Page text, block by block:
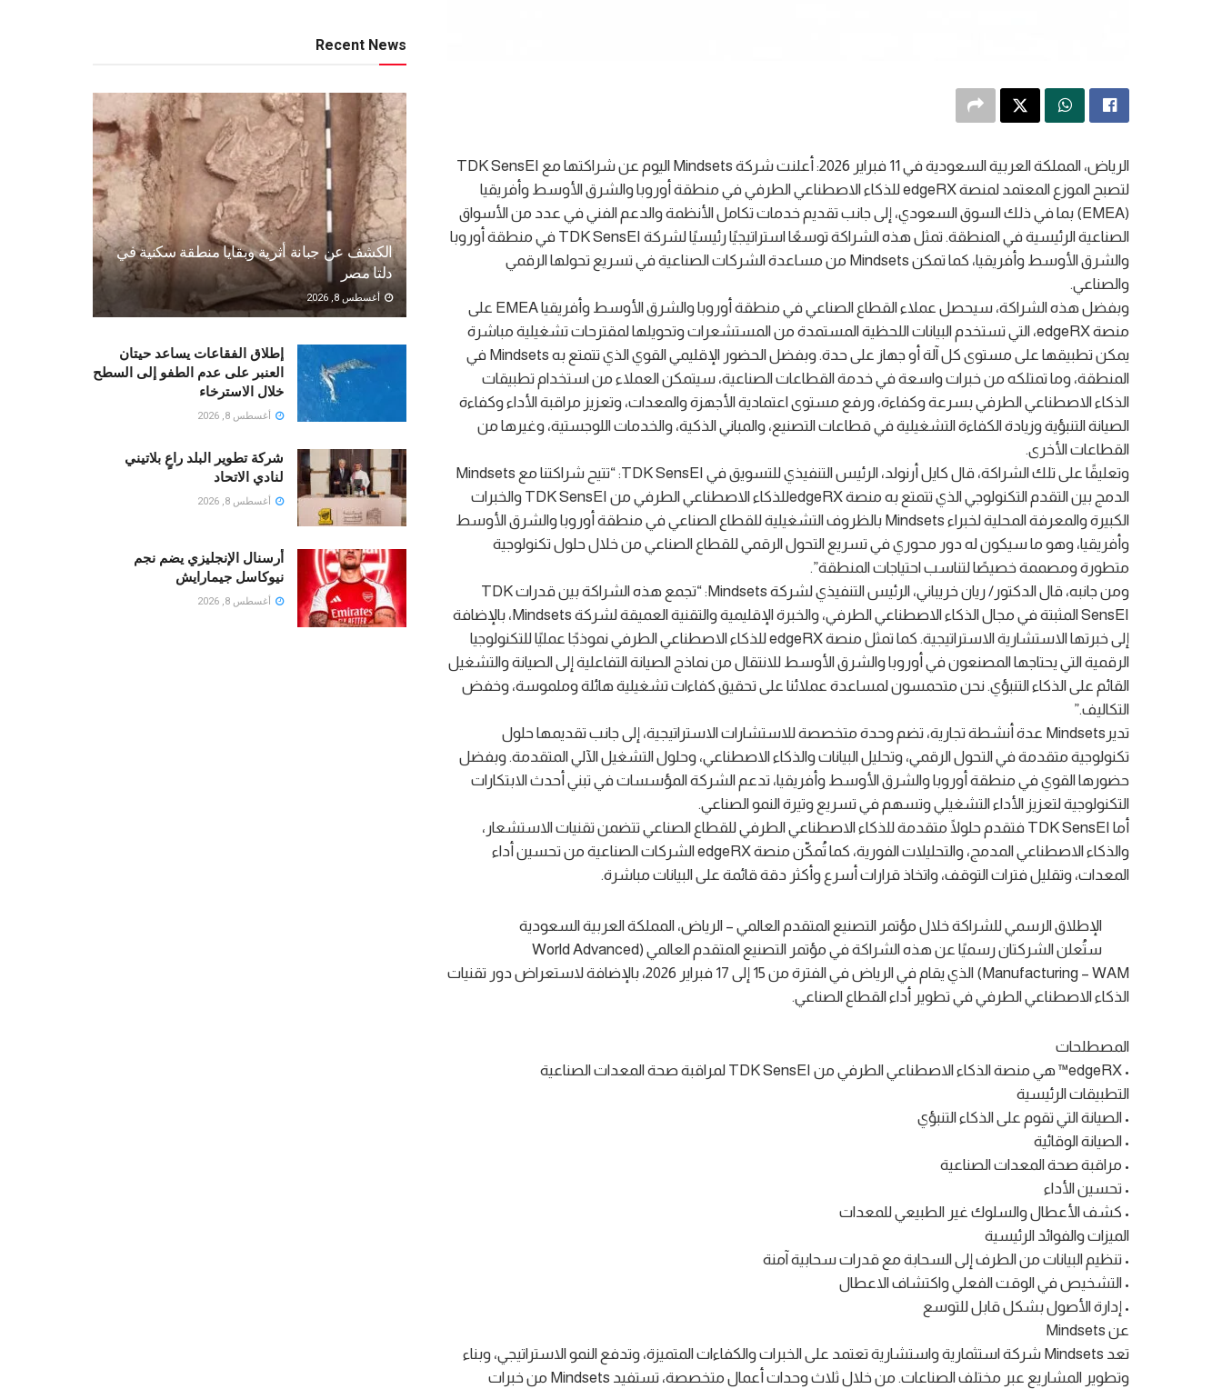
الرياض، المملكة العربية السعودية في 11 فبراير 2026: أعلنت شركة Mindsets اليوم عن شراكتها مع TDK SensEI
لتصبح الموزع المعتمد لمنصة edgeRX للذكاء الاصطناعي الطرفي في منطقة أوروبا والشرق الأوسط وأفريقيا
(EMEA) بما في ذلك السوق السعودي، إلى جانب تقديم خدمات تكامل الأنظمة والدعم الفني في عدد من الأسواق
الصناعية الرئيسية في المنطقة. تمثل هذه الشراكة توسعًا استراتيجيًا رئيسيًا لشركة TDK SensEI في منطقة أوروبا
والشرق الأوسط وأفريقيا، كما تمكن Mindsets من مساعدة الشركات الصناعية في تسريع تحولها الرقمي
والصناعي.
وبفضل هذه الشراكة، سيحصل عملاء القطاع الصناعي في منطقة أوروبا والشرق الأوسط وأفريقيا EMEA على
منصة edgeRX، التي تستخدم البيانات اللحظية المستمدة من المستشعرات وتحويلها لمقترحات تشغيلية مباشرة
يمكن تطبيقها على مستوى كل آلة أو جهاز على حدة. وبفضل الحضور الإقليمي القوي الذي تتمتع به Mindsets في
المنطقة، وما تمتلكه من خبرات واسعة في خدمة القطاعات الصناعية، سيتمكن العملاء من استخدام تطبيقات
الذكاء الاصطناعي الطرفي بسرعة وكفاءة، ورفع مستوى اعتمادية الأجهزة والمعدات، وتعزيز مراقبة الأداء وكفاءة
الصيانة التنبؤية وزيادة الكفاءة التشغيلية في قطاعات التصنيع، والمباني الذكية، والخدمات اللوجستية، وغيرها من
القطاعات الأخرى.
وتعليقًا على تلك الشراكة، قال كايل أرنولد، الرئيس التنفيذي للتسويق في TDK SensEI: “تتيح شراكتنا مع Mindsets
الدمج بين التقدم التكنولوجي الذي تتمتع به منصة edgeRXللذكاء الاصطناعي الطرفي من TDK SensEI والخبرات
الكبيرة والمعرفة المحلية لخبراء Mindsets بالظروف التشغيلية للقطاع الصناعي في منطقة أوروبا والشرق الأوسط
وأفريقيا، وهو ما سيكون له دور محوري في تسريع التحول الرقمي للقطاع الصناعي من خلال حلول تكنولوجية
متطورة ومصممة خصيصًا لتناسب احتياجات المنطقة”.
ومن جانبه، قال الدكتور/ ريان خريباني، الرئيس التنفيذي لشركة Mindsets: “تجمع هذه الشراكة بين قدرات TDK
SensEI المثبتة في مجال الذكاء الاصطناعي الطرفي، والخبرة الإقليمية والتقنية العميقة لشركة Mindsets، بالإضافة
إلى خبرتها الاستشارية الاستراتيجية. كما تمثل منصة edgeRX للذكاء الاصطناعي الطرفي نموذجًا عمليًا للتكنولوجيا
الرقمية التي يحتاجها المصنعون في أوروبا والشرق الأوسط للانتقال من نماذج الصيانة التفاعلية إلى الصيانة والتشغيل
القائم على الذكاء التنبؤي. نحن متحمسون لمساعدة عملائنا على تحقيق كفاءات تشغيلية هائلة وملموسة، وخفض
التكاليف.”
تديرMindsets عدة أنشطة تجارية، تضم وحدة متخصصة للاستشارات الاستراتيجية، إلى جانب تقديمها حلول
تكنولوجية متقدمة في التحول الرقمي، وتحليل البيانات والذكاء الاصطناعي، وحلول التشغيل الآلي المتقدمة. وبفضل
حضورها القوي في منطقة أوروبا والشرق الأوسط وأفريقيا، تدعم الشركة المؤسسات في تبني أحدث الابتكارات
التكنولوجية لتعزيز الأداء التشغيلي وتسهم في تسريع وتيرة النمو الصناعي.
أما TDK SensEI فتقدم حلولًا متقدمة للذكاء الاصطناعي الطرفي للقطاع الصناعي تتضمن تقنيات الاستشعار،
والذكاء الاصطناعي المدمج، والتحليلات الفورية، كما تُمكّن منصة edgeRX الشركات الصناعية من تحسين أداء
المعدات، وتقليل فترات التوقف، واتخاذ قرارات أسرع وأكثر دقة قائمة على البيانات مباشرة.
الإطلاق الرسمي للشراكة خلال مؤتمر التصنيع المتقدم العالمي – الرياض، المملكة العربية السعودية
ستُعلن الشركتان رسميًا عن هذه الشراكة في مؤتمر التصنيع المتقدم العالمي (World Advanced
Manufacturing – WAM) الذي يقام في الرياض في الفترة من 15 إلى 17 فبراير 2026، بالإضافة لاستعراض دور تقنيات
الذكاء الاصطناعي الطرفي في تطوير أداء القطاع الصناعي.
المصطلحات
•⁠ ⁠edgeRX™️ هي منصة الذكاء الاصطناعي الطرفي من TDK SensEI لمراقبة صحة المعدات الصناعية
التطبيقات الرئيسية
•⁠ ⁠الصيانة التي تقوم على الذكاء التنبؤي
•⁠ ⁠الصيانة الوقائية
•⁠ ⁠مراقبة صحة المعدات الصناعية
•⁠ ⁠تحسين الأداء
•⁠ ⁠كشف الأعطال والسلوك غير الطبيعي للمعدات
الميزات والفوائد الرئيسية
•⁠ ⁠تنظيم البيانات من الطرف إلى السحابة مع قدرات سحابية آمنة
•⁠ ⁠التشخيص في الوقت الفعلي واكتشاف الاعطال
•⁠ ⁠إدارة الأصول بشكل قابل للتوسع
عن Mindsets
تعد Mindsets شركة استثمارية واستشارية تعتمد على الخبرات والكفاءات المتميزة، وتدفع النمو الاستراتيجي، وبناء
وتطوير المشاريع عبر مختلف الصناعات. من خلال ثلاث وحدات أعمال متخصصة، تستفيد Mindsets من خبرات
Recent News
الكشف عن جبانة أثرية وبقايا منطقة سكنية في
دلتا مصر
أغسطس 8, 2026
إطلاق الفقاعات يساعد حيتان
العنبر على عدم الطفو إلى السطح
خلال الاسترخاء
أغسطس 8, 2026
شركة تطوير البلد راعٍ بلاتيني
لنادي الاتحاد
أغسطس 8, 2026
أرسنال الإنجليزي يضم نجم
نيوكاسل جيمارايش
أغسطس 8, 2026